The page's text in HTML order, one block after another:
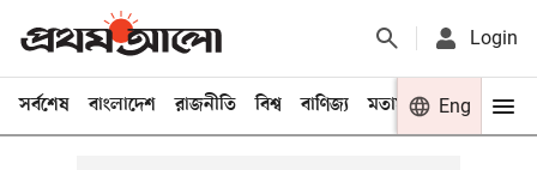
Login
সর্বশেষ বাংলাদেশ রাজনীতি বিশ্ব বাণিজ্য মতামত খেলা
Eng